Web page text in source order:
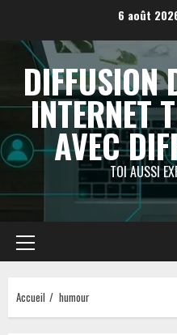
contenu
6 août
DIFFUSION
INTERNET
AVEC
TOI AUSSI
Menu
principal
Accueil humour